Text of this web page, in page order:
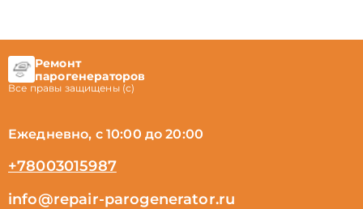
Ремонт
парогенераторов
Все правы защищены (с)
Ежедневно, с 10:00 до 20:00
+78003015987
info@repair-parogenerator.ru